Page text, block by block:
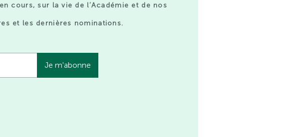
cours, sur la vie de l’Académie et de nos
et les dernières nominations.